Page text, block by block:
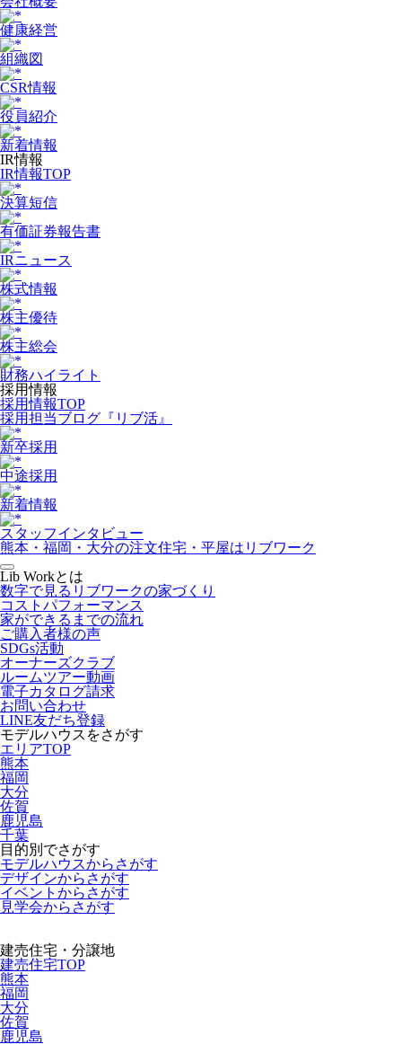
健康経営
組織図
CSR情報
役員紹介
新着情報
IR情報
IR情報TOP
決算短信
有価証券報告書
IRニュース
株式情報
株主優待
株主総会
財務ハイライト
採用情報
採用情報TOP
採用担当ブログ『リブ活』
新卒採用
中途採用
新着情報
スタッフインタビュー
熊本・福岡・大分の注文住宅・平屋はリブワーク
Lib Workとは
数字で見るリブワークの家づくり
コストパフォーマンス
家ができるまでの流れ
ご購入者様の声
SDGs活動
オーナーズクラブ
ルームツアー動画
電子カタログ請求
お問い合わせ
LINE友だち登録
モデルハウスをさがす
エリアTOP
熊本
福岡
大分
佐賀
鹿児島
千葉
目的別でさがす
モデルハウスからさがす
デザインからさがす
イベントからさがす
見学会からさがす
建売住宅・分譲地
建売住宅TOP
熊本
福岡
大分
佐賀
鹿児島